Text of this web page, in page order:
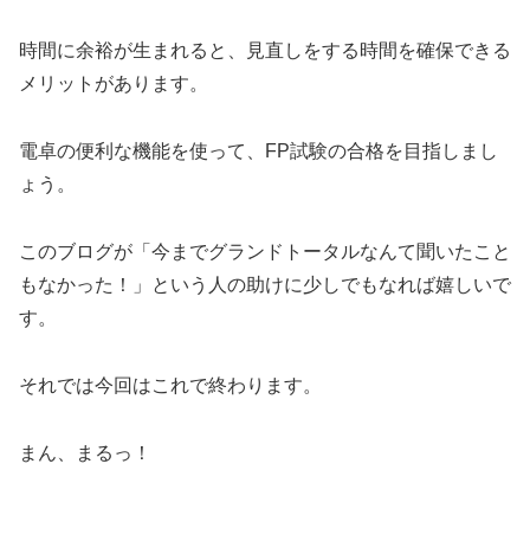
時間に余裕が生まれると、見直しをする時間を確保できる
メリットがあります。
電卓の便利な機能を使って、FP試験の合格を目指しまし
ょう。
このブログが「今までグランドトータルなんて聞いたこと
もなかった！」という人の助けに少しでもなれば嬉しいで
す。
それでは今回はこれで終わります。
まん、まるっ！